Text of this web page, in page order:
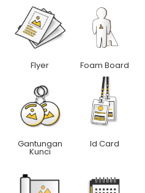
Flyer Foam Board
Gantungan
Kunci
Id Card